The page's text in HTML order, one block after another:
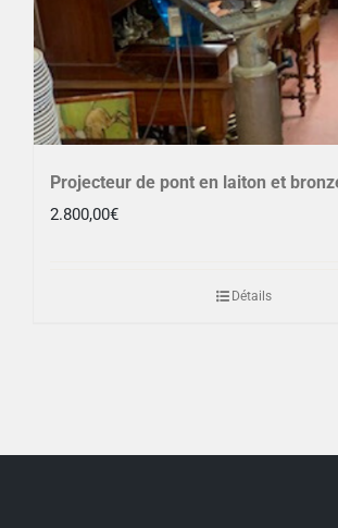
Projecteur de pont en laiton et
2.800,00€
Détails